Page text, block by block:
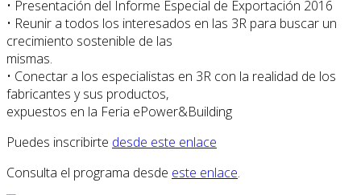
• Presentación del Informe Especial de Exportación 2016
• Reunir a todos los interesados en las 3R para buscar un
crecimiento sostenible de las
mismas.
• Conectar a los especialistas en 3R con la realidad de los
fabricantes y sus productos,
expuestos en la Feria ePower&Building
Puedes inscribirte desde este enlace
Consulta el programa desde este enlace.